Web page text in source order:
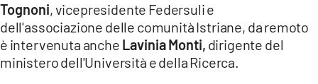
Tognoni, vicepresidente Federsuli e
dell'associazione delle comunità Istriane, da remoto
è intervenuta anche Lavinia Monti, dirigente del
ministero dell'Università e della Ricerca.